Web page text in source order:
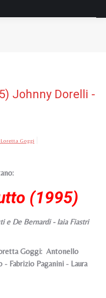
Johnny Dorelli -
Goggi
(1995)
e De Bernardi - Iaia Fiastri
Goggi: Antonello
Fabrizio Paganini - Laura